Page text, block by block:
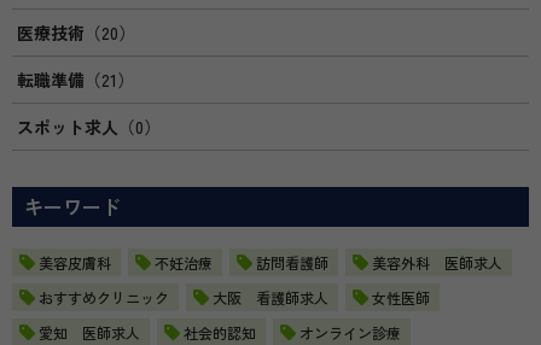
医療技術 （20）
転職準備 （21）
スポット求人 （0）
キーワード
美容皮膚科 不妊治療 訪問看護師
美容外科 医師求人
おすすめクリニック
大阪 看護師求人
女性医師
愛知 医師求人
社会的認知
オンライン診療